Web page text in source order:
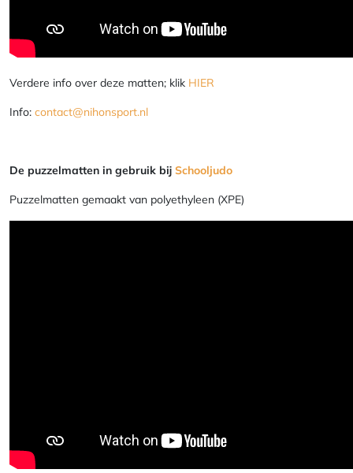
Verdere info over deze matten; klik HIER
Info: contact@nihonsport.nl
De puzzelmatten in gebruik bij Schooljudo
Puzzelmatten gemaakt van polyethyleen (XPE)